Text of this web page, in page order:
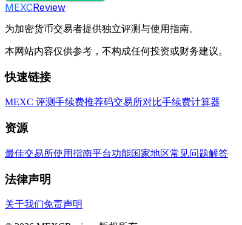
MEXCReview
为加密货币交易者提供独立评测与使用指南。
本网站内容仅供参考，不构成任何投资或财务建议。
快速链接
MEXC 评测手续费推荐码交易所对比手续费计算器
资源
最佳交易所使用指南平台功能国家地区常见问题解答
法律声明
关于我们免责声明